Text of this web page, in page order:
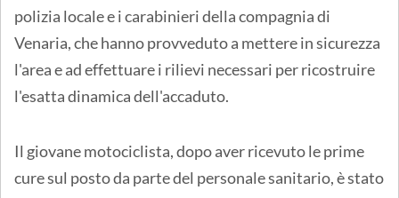
polizia locale e i carabinieri della compagnia di
Venaria, che hanno provveduto a mettere in sicurezza
l'area e ad effettuare i rilievi necessari per ricostruire
l'esatta dinamica dell'accaduto.
Il giovane motociclista, dopo aver ricevuto le prime
cure sul posto da parte del personale sanitario, è stato